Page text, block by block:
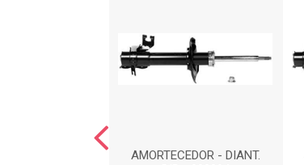
AMORTECEDOR - DIANT.